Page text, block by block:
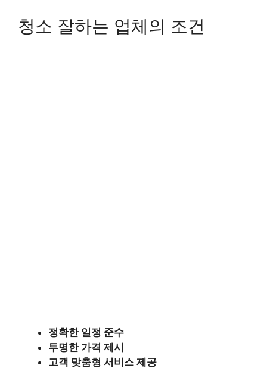
청소 잘하는 업체의 조건
정확한 일정 준수
투명한 가격 제시
고객 맞춤형 서비스 제공